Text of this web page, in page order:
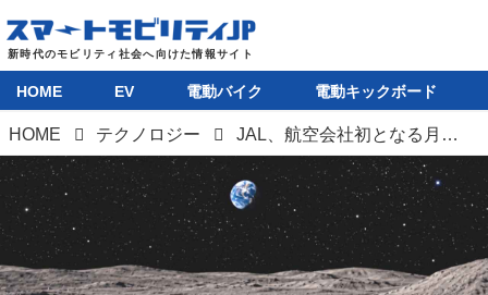
HOME EV 電動バイク 電動キックボード
HOME テクノロジー JAL、航空会社初となる月面配達サービスを開始。地上の文化を月面に輸送して保護する現代版「ノアの方舟」プロジェクト